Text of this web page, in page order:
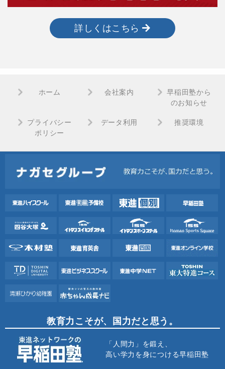
詳しくはこちら
ホーム 会社案内
早稲田塾から
のお知らせ
プライバシー
ポリシー
データ利用 推奨環境
教育力こそが、国力だと思う。
「人間力」を鍛え、
高い学力を身につける早稲田塾